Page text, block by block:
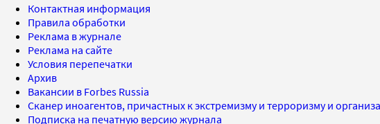
Контактная информация
Правила обработки
Реклама в журнале
Реклама на сайте
Условия перепечатки
Архив
Вакансии в Forbes Russia
Сканер иноагентов, причастных к экстремизму и терроризму и
Подписка на печатную версию журнала